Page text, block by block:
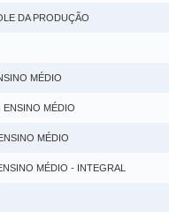
DA PRODUÇÃO
MÉDIO
MÉDIO
MÉDIO
MÉDIO - INTEGRAL